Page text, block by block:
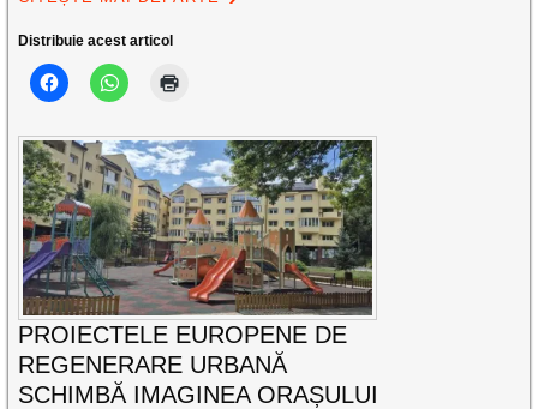
Distribuie acest articol
PROIECTELE EUROPENE DE
REGENERARE URBANĂ
SCHIMBĂ IMAGINEA ORAȘULUI